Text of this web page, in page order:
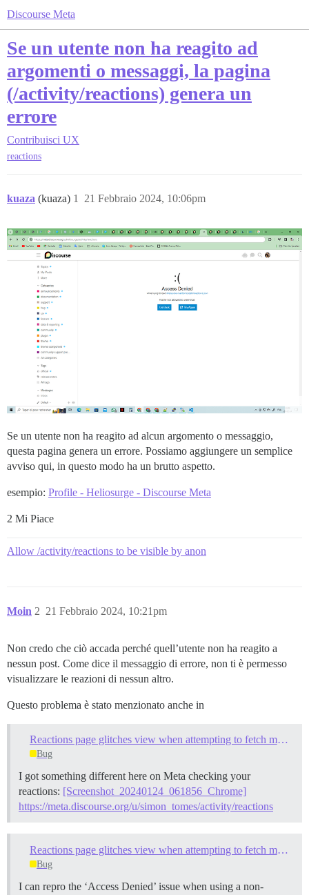
Discourse Meta
Se un utente non ha reagito ad
argomenti o messaggi, la pagina
(/activity/reactions) genera un
errore
Contribuisci UX
reactions
kuaza (kuaza) 21 Febbraio 2024, 10:06pm
1
Se un utente non ha reagito ad alcun argomento o messaggio,
questa pagina genera un errore. Possiamo aggiungere un semplice
avviso qui, in questo modo ha un brutto aspetto.
esempio: Profile - Heliosurge - Discourse Meta
2 Mi Piace
Allow /activity/reactions to be visible by anon
Moin 21 Febbraio 2024, 10:21pm
2
Non credo che ciò accada perché quell’utente non ha reagito a
nessun post. Come dice il messaggio di errore, non ti è permesso
visualizzare le reazioni di nessun altro.
Questo problema è stato menzionato anche in
Reactions page glitches view when attempting to fetch more posts where no more posts exist
Bug
I got something different here on Meta checking your
reactions: [Screenshot_20240124_061856_Chrome]
https://meta.discourse.org/u/simon_tomes/activity/reactions
Reactions page glitches view when attempting to fetch more posts where no more posts exist
Bug
I can repro the ‘Access Denied’ issue when using a non-